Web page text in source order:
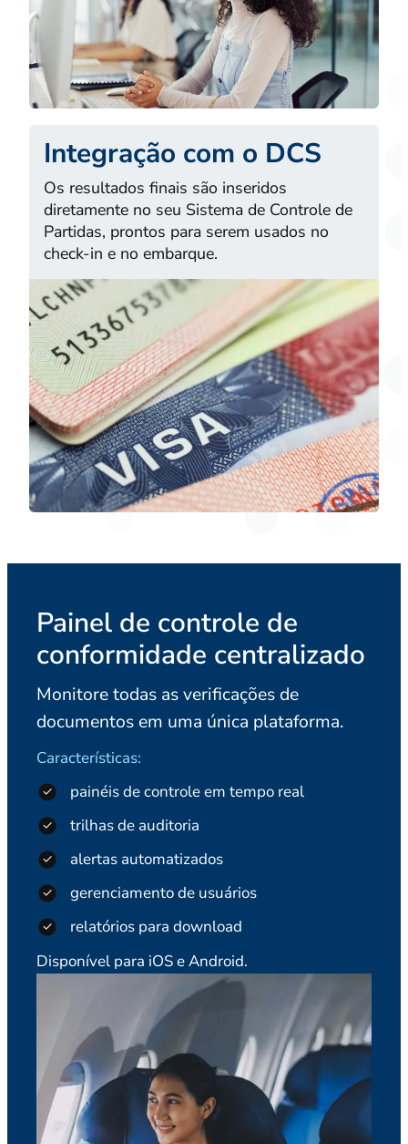
Integração com o DCS
Os resultados finais são inseridos
diretamente no seu Sistema de Controle de
Partidas, prontos para serem usados no
check-in e no embarque.
Painel de controle de
conformidade centralizado
Monitore todas as verificações de
documentos em uma única plataforma.
Características:
painéis de controle em tempo real
trilhas de auditoria
alertas automatizados
gerenciamento de usuários
relatórios para download
Disponível para iOS e Android.